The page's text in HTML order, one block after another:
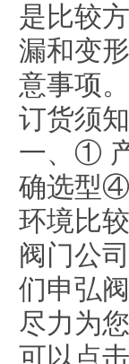
是比较
漏和变
意事项。
订货须
一、①
确选型④
环境比
阀门公
们申弘
尽力为
可以点